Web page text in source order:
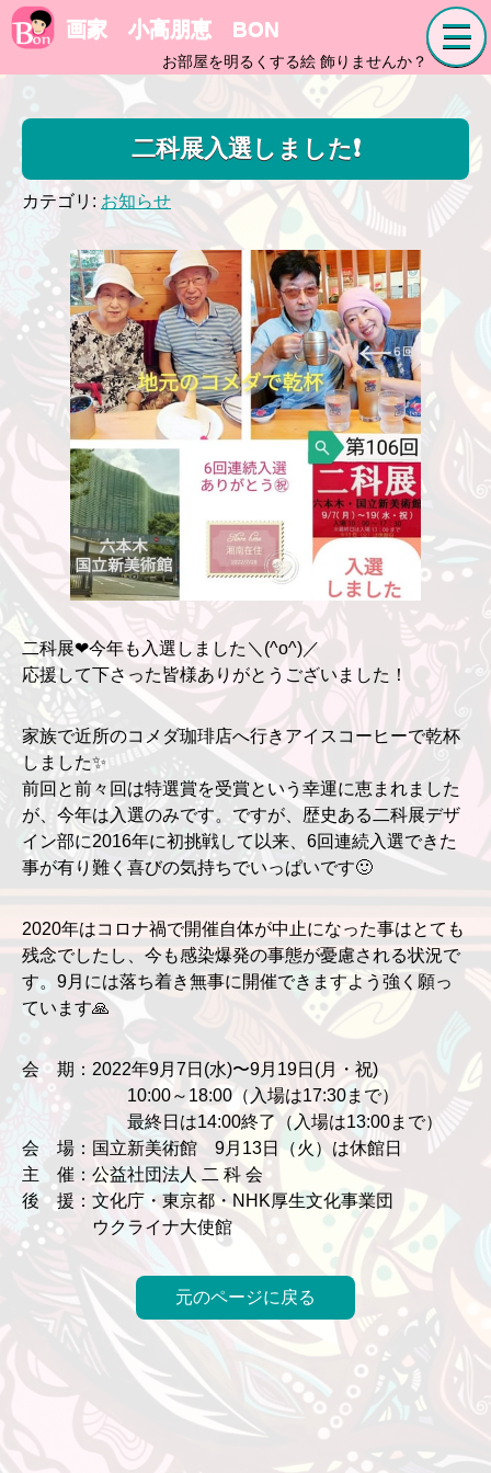
画家 小高朋恵 BON
お部屋を明るくする絵 飾りませんか？
二科展入選しました❗
カテゴリ: お知らせ
二科展❤今年も入選しました＼(^o^)／
応援して下さった皆様ありがとうございました！
家族で近所のコメダ珈琲店へ行きアイスコーヒーで乾杯
しました✨
前回と前々回は特選賞を受賞という幸運に恵まれました
が、今年は入選のみです。ですが、歴史ある二科展デザ
イン部に2016年に初挑戦して以来、6回連続入選できた
事が有り難く喜びの気持ちでいっぱいです🙂
2020年はコロナ禍で開催自体が中止になった事はとても
残念でしたし、今も感染爆発の事態が憂慮される状況で
す。9月には落ち着き無事に開催できますよう強く願っ
ています🙏
会 期：2022年9月7日(水)〜9月19日(月・祝)
10:00～18:00（入場は17:30まで）
最終日は14:00終了（入場は13:00まで）
会 場：国立新美術館 9月13日（火）は休館日
主 催：公益社団法人 二 科 会
後 援：文化庁・東京都・NHK厚生文化事業団
ウクライナ大使館
元のページに戻る